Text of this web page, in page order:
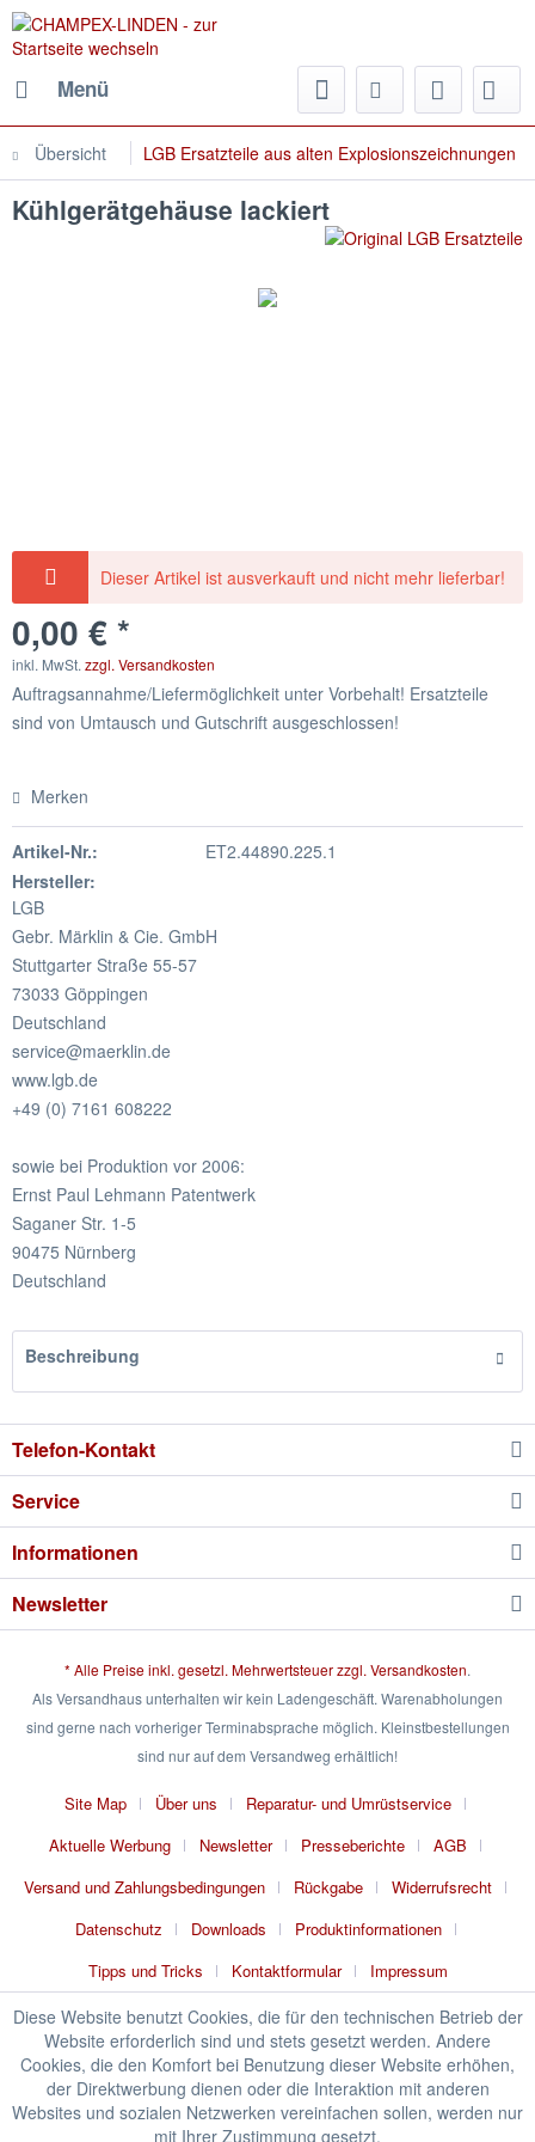
Menü
Übersicht LGB Ersatzteile aus alten Explosionszeichnungen
Kühlgerätgehäuse lackiert
Dieser Artikel ist ausverkauft und nicht mehr lieferbar!
0,00 € *
inkl. MwSt. zzgl. Versandkosten
Auftragsannahme/Liefermöglichkeit unter Vorbehalt! Ersatzteile
sind von Umtausch und Gutschrift ausgeschlossen!
Merken
Artikel-Nr.:
ET2.44890.225.1
Hersteller:
LGB
Gebr. Märklin & Cie. GmbH
Stuttgarter Straße 55-57
73033 Göppingen
Deutschland
service@maerklin.de
www.lgb.de
+49 (0) 7161 608222
sowie bei Produktion vor 2006:
Ernst Paul Lehmann Patentwerk
Saganer Str. 1-5
90475 Nürnberg
Deutschland
Beschreibung
Telefon-Kontakt
Service
Informationen
Newsletter
* Alle Preise inkl. gesetzl. Mehrwertsteuer zzgl. Versandkosten.
Als Versandhaus unterhalten wir kein Ladengeschäft. Warenabholungen
sind gerne nach vorheriger Terminabsprache möglich. Kleinstbestellungen
sind nur auf dem Versandweg erhältlich!
Site Map Über uns
Reparatur- und Umrüstservice
Aktuelle Werbung
Newsletter Presseberichte
AGB
Versand und Zahlungsbedingungen
Rückgabe
Widerrufsrecht
Datenschutz
Downloads
Produktinformationen
Tipps und Tricks
Kontaktformular Impressum
Diese Website benutzt Cookies, die für den technischen Betrieb der
Website erforderlich sind und stets gesetzt werden. Andere
Cookies, die den Komfort bei Benutzung dieser Website erhöhen,
der Direktwerbung dienen oder die Interaktion mit anderen
Websites und sozialen Netzwerken vereinfachen sollen, werden nur
mit Ihrer Zustimmung gesetzt.